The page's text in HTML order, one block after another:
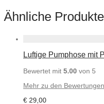
Ähnliche Produkte
Luftige Pumphose mit
Bewertet mit 5.00 von 5
Mehr zu den Bewertungen
€ 29,00